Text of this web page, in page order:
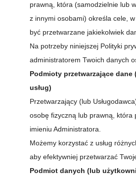
prawną, która (samodzielnie lub
z innymi osobami) określa cele,
być przetwarzane jakiekolwiek
Na potrzeby niniejszej Polityki
administratorem Twoich danych
Podmioty przetwarzające
usług)
Przetwarzający (lub
osobę fizyczną lub prawną, która
imieniu Administratora.
Możemy korzystać z usług
aby efektywniej przetwarzać
Podmiot danych (lub